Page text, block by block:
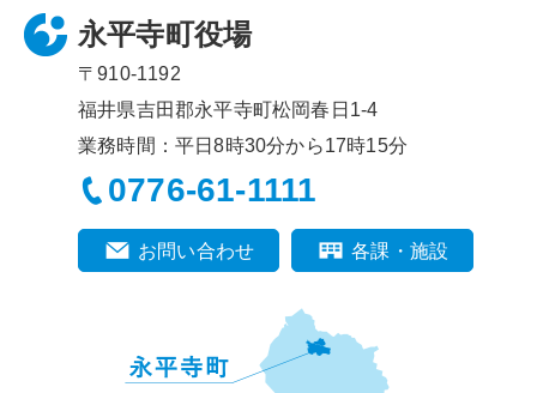
永平寺町役場
〒910-1192
福井県吉田郡永平寺町松岡春日1-4
業務時間：平日8時30分から17時15分
0776-61-1111
お問い合わせ 各課・施設